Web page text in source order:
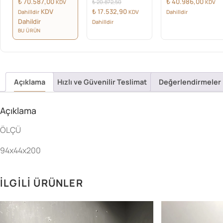
KDV
Dahilldir KDV
Dahildir
BU ÜRÜN
₺20.872,50
fiyat:
₺17.532,90Şu
KDV
Dahilldir
KDV
Dahilldir
Açıklama Hızlı ve Güvenilir Teslimat
Açıklama
ÖLÇÜ
94x44x200
İLGILI ÜRÜNLER